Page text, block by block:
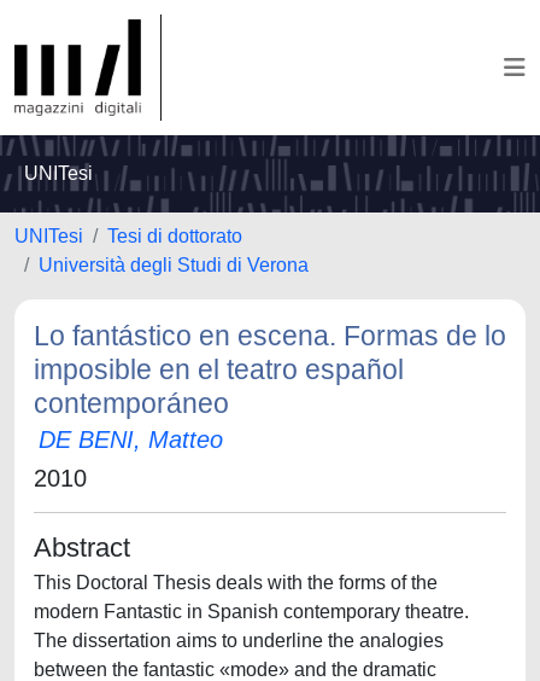
UNITesi
UNITesi
Tesi di dottorato
Università degli Studi di Verona
Lo fantástico en escena. Formas de lo
imposible en el teatro español
contemporáneo
DE BENI, Matteo
2010
Abstract
This Doctoral Thesis deals with the forms of the
modern Fantastic in Spanish contemporary theatre.
The dissertation aims to underline the analogies
between the fantastic «mode» and the dramatic